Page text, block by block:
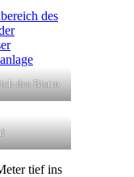
des Bistro
tief ins